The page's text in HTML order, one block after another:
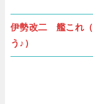
伊勢改二 艦これ（
う♪）